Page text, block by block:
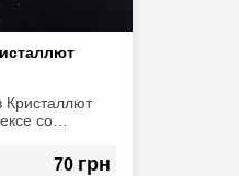
со
70 грн